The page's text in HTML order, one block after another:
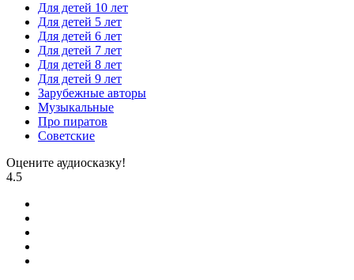
Для детей 10 лет
Для детей 5 лет
Для детей 6 лет
Для детей 7 лет
Для детей 8 лет
Для детей 9 лет
Зарубежные авторы
Музыкальные
Про пиратов
Советские
Оцените аудиосказку!
4.5